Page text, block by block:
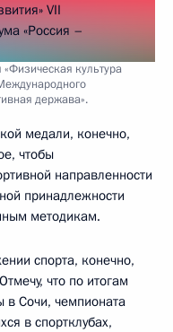
культура
держава».
медали, конечно,
чтобы
направленности
принадлежности
методикам.
спорта, конечно,
что по итогам
Сочи, чемпионата
в спортклубах,